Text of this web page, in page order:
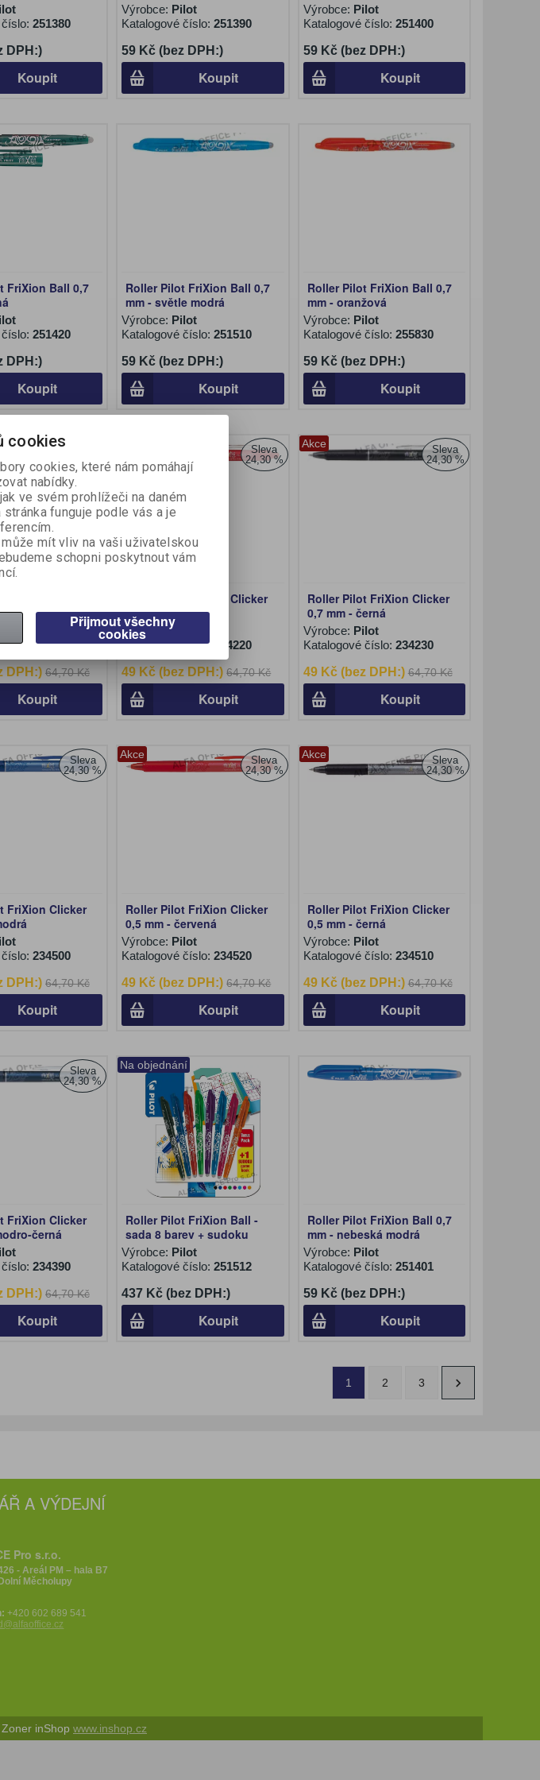
251380
DPH:)
Koupit
Výrobce: Pilot
Katalogové číslo:251390
59 Kč (bez DPH:)
Koupit
Výrobce: Pilot
Katalogové číslo: 251400
59 Kč (bez DPH:)
Koupit
FriXion Ball 0,7
251420
DPH:)
Koupit
Roller Pilot FriXion Ball 0,7
mm - světle modrá
Výrobce: Pilot
Katalogové číslo:251510
59 Kč (bez DPH:)
Koupit
Roller Pilot FriXion Ball 0,7
mm - oranžová
Výrobce: Pilot
Katalogové číslo: 255830
59 Kč (bez DPH:)
Koupit
24,30 %
234210
DPH:) 64,70 Kč
Koupit
Sleva
24,30 %
Roller Pilot FriXion Clicker
0,7 mm - červená
Výrobce:Pilot
Katalogové číslo:
234220
49 Kč (bez DPH:) 64,70 Kč
Koupit
Akce
Sleva
24,30 %
Roller Pilot FriXion Clicker
0,7 mm - černá
Výrobce: Pilot
Katalogové číslo: 234230
49 Kč (bez DPH:) 64,70 Kč
Koupit
Sleva
24,30 %
FriXion Clicker
234500
DPH:) 64,70 Kč
Koupit
Akce
Sleva
24,30 %
Roller Pilot FriXion Clicker
0,5 mm - červená
Výrobce: Pilot
Katalogové číslo:234520
49 Kč (bez DPH:) 64,70 Kč
Koupit
Akce
Sleva
24,30 %
Roller Pilot FriXion Clicker
0,5 mm - černá
Výrobce: Pilot
Katalogové číslo: 234510
49 Kč (bez DPH:) 64,70 Kč
Koupit
Sleva
24,30 %
FriXion Clicker
černá
234390
DPH:) 64,70 Kč
Koupit
Na objednání
Roller Pilot FriXion Ball -
sada 8 barev + sudoku
Výrobce: Pilot
Katalogové číslo:251512
437 Kč (bez DPH:)
Koupit
Roller Pilot FriXion Ball 0,7
mm - nebeská modrá
Výrobce: Pilot
Katalogové číslo: 251401
59 Kč (bez DPH:)
Koupit
1 2 3
A VÝDEJNÍ
Pro s.r.o.
- Areál PM – hala B7
Měcholupy
+420 602 689 541
inShop www.inshop.cz
cookies
cookies, které nám pomáhají
nabídky.
ve svém prohlížeči na daném
funguje podle vás a je
mít vliv na vaši uživatelskou
schopni poskytnout vám
Přijmout všechny
cookies